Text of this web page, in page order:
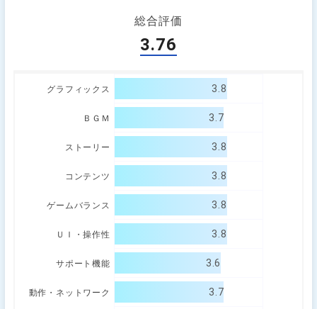
総合評価
3.76
グラフィックス 3.8
ＢＧＭ 3.7
ストーリー 3.8
コンテンツ 3.8
ゲームバランス 3.8
ＵＩ・操作性 3.8
サポート機能 3.6
動作・ネットワーク 3.7